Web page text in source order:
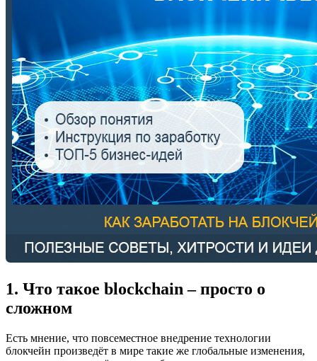
1. Что такое blockchain – просто о
сложном
Есть мнение, что повсеместное внедрение технологии
блокчейн произведёт в мире такие же глобальные изменения,